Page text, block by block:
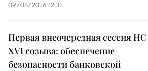
09/08/2026 12:10
Первая внеочередная сессия НС
XVI созыва: обеспечение
безопасности банковской